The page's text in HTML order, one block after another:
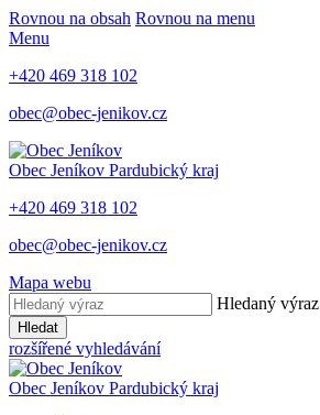
Rovnou na obsah Rovnou na menu
Menu
+420 469 318 102
obec@obec-jenikov.cz
Obec Jeníkov Pardubický kraj
+420 469 318 102
obec@obec-jenikov.cz
Mapa webu
Hledaný výraz
Hledat
rozšířené vyhledávání
Obec Jeníkov Pardubický kraj